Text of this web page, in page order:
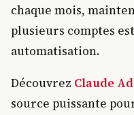
chaque mois,
plusieurs comptes
automatisation.
Découvrez Claude
source puissante